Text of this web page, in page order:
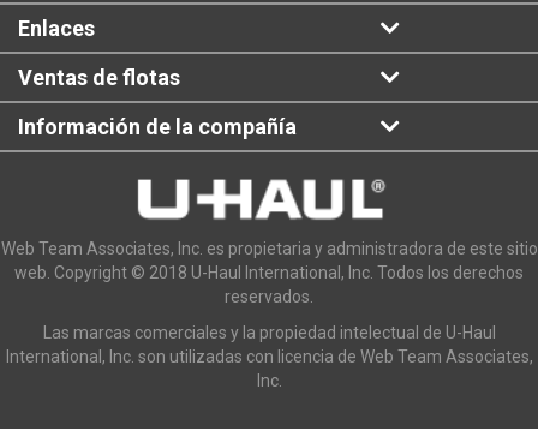
Enlaces
Ventas de flotas
Información de la compañía
Web Team Associates, Inc. es propietaria y administradora de este sitio
web. Copyright © 2018 U-Haul International, Inc. Todos los derechos
reservados.
Las marcas comerciales y la propiedad intelectual de U-Haul
International, Inc. son utilizadas con licencia de Web Team Associates,
Inc.